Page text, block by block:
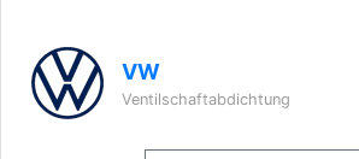
VW
Ventilschaftabdichtung